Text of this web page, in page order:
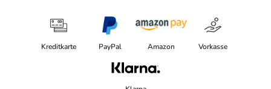
Kreditkarte PayPal Amazon Vorkasse